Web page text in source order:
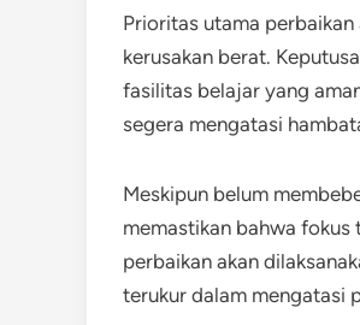
Prioritas utama
kerusakan berat.
fasilitas belajar yang
segera mengatasi
Meskipun belum
memastikan bahwa fokus
perbaikan akan
terukur dalam mengatasi